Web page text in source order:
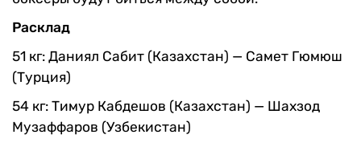
Расклад
51 кг: Даниял Сабит (Казахстан) — Самет Гюмюш
(Турция)
54 кг: Тимур Кабдешов (Казахстан) — Шахзод
Музаффаров (Узбекистан)